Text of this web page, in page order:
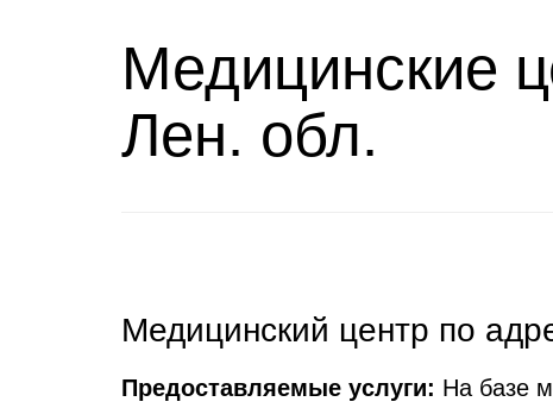
Медицинские
Лен. обл.
Медицинский центр по
Предоставляемые услуги: На базе